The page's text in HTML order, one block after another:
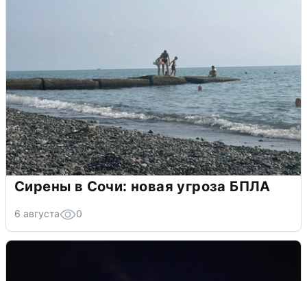
Сирены в Сочи: новая угроза БПЛА
6 августа 0